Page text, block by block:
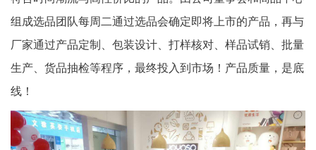
组成选品团队每周二通过选品会确定即将上市的产品，再与
厂家通过产品定制、包装设计、打样核对、样品试销、批量
生产、货品抽检等程序，最终投入到市场！产品质量，是底
线！